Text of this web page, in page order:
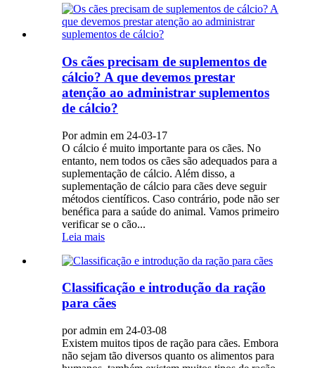
Os cães precisam de suplementos de
cálcio? A que devemos prestar
atenção ao administrar suplementos
de cálcio?
Por admin em 24-03-17
O cálcio é muito importante para os cães. No
entanto, nem todos os cães são adequados para a
suplementação de cálcio. Além disso, a
suplementação de cálcio para cães deve seguir
métodos científicos. Caso contrário, pode não ser
benéfica para a saúde do animal. Vamos primeiro
verificar se o cão...
Leia mais
Classificação e introdução da ração
para cães
por admin em 24-03-08
Existem muitos tipos de ração para cães. Embora
não sejam tão diversos quanto os alimentos para